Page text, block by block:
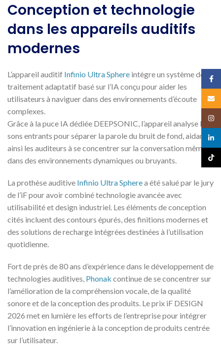
Conception et technologie
dans les appareils auditifs
modernes
L’appareil auditif Infinio Ultra Sphere intègre un système de
traitement adaptatif basé sur l’IA conçu pour aider les
utilisateurs à naviguer dans des environnements d’écoute
complexes.
Grâce à la puce IA dédiée DEEPSONIC, l’appareil analyse les
sons entrants pour séparer la parole du bruit de fond, aidant
ainsi les auditeurs à se concentrer sur la conversation même
dans des environnements dynamiques ou bruyants.
La prothèse auditive Infinio Ultra Spherea été salué par le jury
de l’iF pour avoir combiné technologie avancée avec
utilisabilité et design industriel. Les éléments de conception
cités incluent des contours épurés, des finitions modernes et
des solutions de recharge intégrées destinées à l’utilisation
quotidienne.
Fort de près de 80 ans d’expérience dans le développement de
technologies auditives, Phonak continue de se concentrer sur
l’amélioration de la compréhension vocale, de la qualité
sonore et de la conception des produits. Le prix iF DESIGN
2026 met en lumière les efforts de l’entreprise pour intégrer
l’innovation en ingénierie à la conception de produits centrée
sur l’utilisateur.
Email